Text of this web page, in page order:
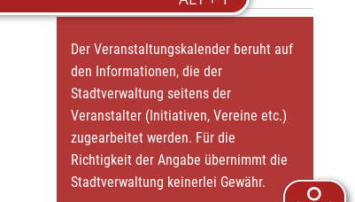
Der Veranstaltungskalender beruht auf
den Informationen, die der
Stadtverwaltung seitens der
Veranstalter (Initiativen, Vereine etc.)
zugearbeitet werden. Für die
Richtigkeit der Angabe übernimmt die
Stadtverwaltung keinerlei Gewähr.